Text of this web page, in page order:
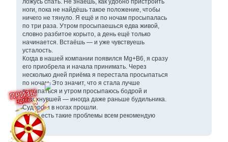
ложусь спать. Не знаешь, как удобно пристроить
ноги, пока не найдёшь такое положение, чтобы
ничего не тянуло. Я ещё и по ночам просыпалась
по три раза. Утром просыпаешься едва живой,
словно разбитое корыто, а день ещё только
начинается. Встаёшь — и уже чувствуешь
усталость.
Когда в нашей компании появился Mg+B6, я сразу
его приобрела и начала принимать. Через
несколько дней приёма я перестала просыпаться
по ночам. Это значит, что я стала лучше
высыпаться и утром просыпаюсь бодрой и
отдохнувшей — иногда даже раньше будильника.
Судороги в ногах прошли.
У кого есть такие проблемы всем рекомендую
Mg+B6.